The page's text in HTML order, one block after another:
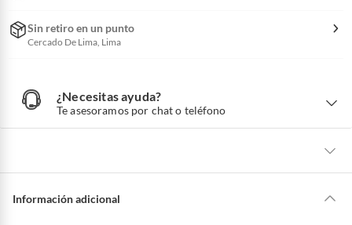
Sin retiro en un punto
Cercado De Lima, Lima
¿Necesitas ayuda?
Te asesoramos por chat o teléfono
N
e
d
hacer una devolución.
Información adicional